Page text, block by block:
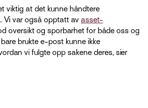
viktig at det kunne håndtere
Vi var også opptatt av asset-
oversikt og sporbarhet for både oss og
brukte e-post kunne ikke
vi fulgte opp sakene deres, sier